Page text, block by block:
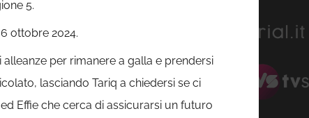
5.
ottobre 2024.
per rimanere a galla e prendersi
lasciando Tariq a chiedersi se ci
Effie che cerca di assicurarsi un futuro